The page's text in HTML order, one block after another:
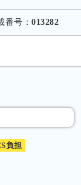
番号：013282
負担